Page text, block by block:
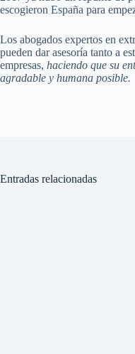
escogieron España para
Los abogados expertos en
pueden dar asesoría tanto a
empresas, haciendo que su
agradable y humana posible.
Entradas relacionadas